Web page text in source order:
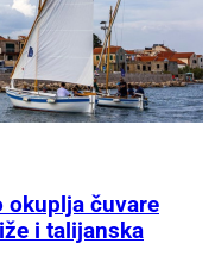
okuplja čuvare
i talijanska